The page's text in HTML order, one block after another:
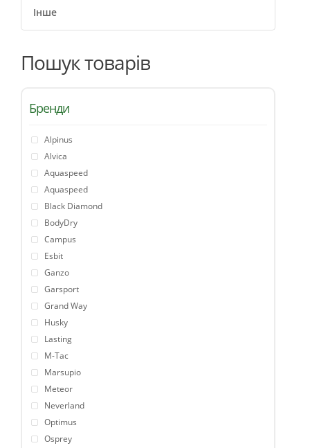
Інше
Пошук товарів
Бренди
Alpinus
Alvica
Aquaspeed
Aquaspeed
Black Diamond
BodyDry
Campus
Esbit
Ganzo
Garsport
Grand Way
Husky
Lasting
M-Tac
Marsupio
Meteor
Neverland
Optimus
Osprey